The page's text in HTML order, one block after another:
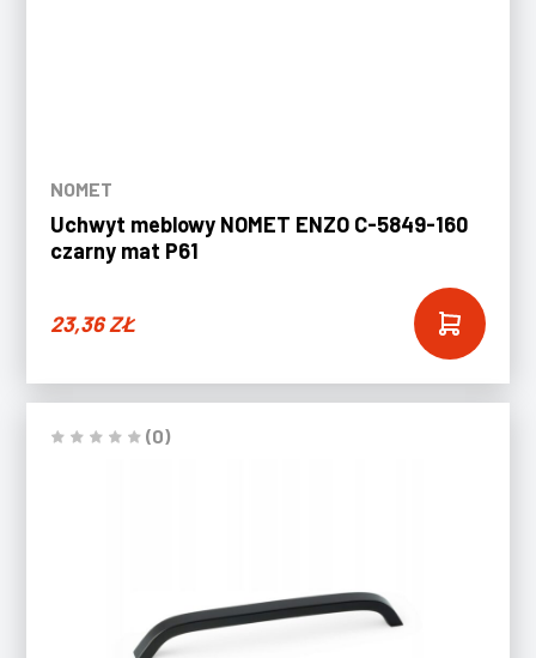
NOMET
Uchwyt meblowy NOMET ENZO C-5849-160
czarny mat P61
23,36ZŁ
(0)